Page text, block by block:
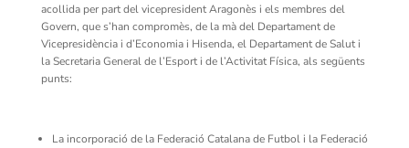
acollida per part del vicepresident Aragonès i els membres del
Govern, que s’han compromès, de la mà del Departament de
Vicepresidència i d’Economia i Hisenda, el Departament de Salut i
la Secretaria General de l’Esport i de l’Activitat Física, als següents
punts:
La incorporació de la Federació Catalana de Futbol i la Federació